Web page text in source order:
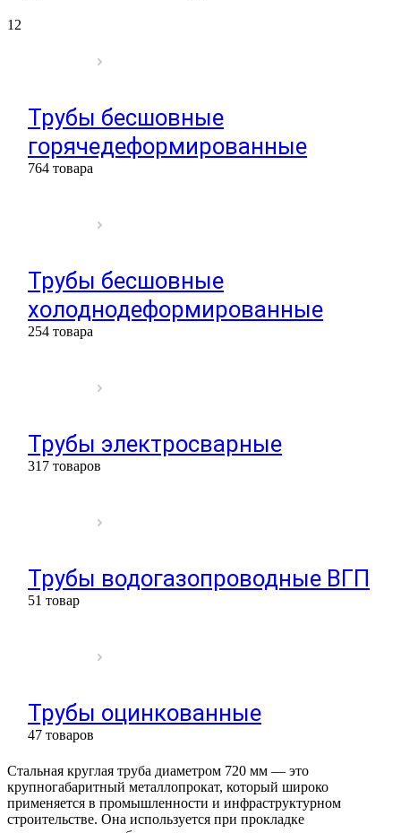
12
Трубы бесшовные
горячедеформированные
764 товара
Трубы бесшовные
холоднодеформированные
254 товара
Трубы электросварные
317 товаров
Трубы водогазопроводные ВГП
51 товар
Трубы оцинкованные
47 товаров
Стальная круглая труба диаметром 720 мм — это
крупногабаритный металлопрокат, который широко
применяется в промышленности и инфраструктурном
строительстве. Она используется при прокладке